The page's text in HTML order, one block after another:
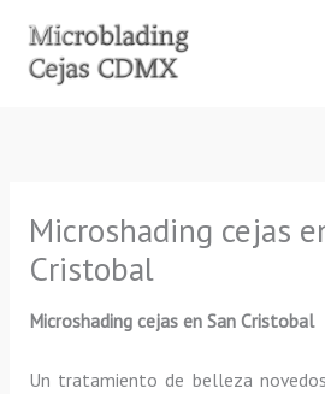
contenido
Microshading cejas
Cristobal
Microshading cejas en San Cristobal
Un tratamiento de belleza